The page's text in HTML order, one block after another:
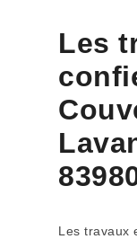
Les
Les travaux